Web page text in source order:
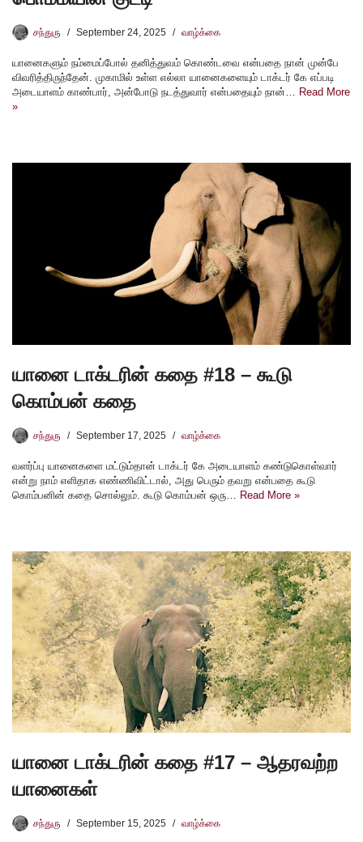
சந்துரு September 24, 2025 வாழ்க்கை
யானைகளும் நம்மைப்போல் தனித்துவம் கொண்டவை என்பதை நான் முன்பே
விவரித்திருந்தேன். முகாமில் உள்ள எல்லா யானைகளையும் டாக்டர் கே எப்படி
அடையாளம் காண்பார், அன்போடு நடத்துவார் என்பதையும் நான்… Read More
»
யானை டாக்டரின் கதை #18 – கூடு
கொம்பன் கதை
சந்துரு September 17, 2025 வாழ்க்கை
வளர்ப்பு யானைகளை மட்டும்தான் டாக்டர் கே அடையாளம் கண்டுகொள்வார்
என்று நாம் எளிதாக எண்ணிவிட்டால், அது பெரும் தவறு என்பதை கூடு
கொம்பனின் கதை சொல்லும். கூடு கொம்பன் ஒரு…
Read More »
யானை டாக்டரின் கதை #17 – ஆதரவற்ற
யானைகள்
சந்துரு September 15, 2025 வாழ்க்கை